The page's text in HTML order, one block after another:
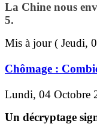
La Chine nous
5.
Mis à jour ( Jeudi,
Chômage :
Lundi, 04 Octobre
Un décryptage